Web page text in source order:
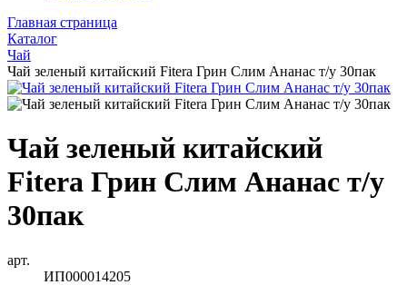
Главная страница
Каталог
Чай
Чай зеленый китайский Fitera Грин Слим Ананас т/у 30пак
Чай зеленый китайский
Fitera Грин Слим Ананас т/у
30пак
арт.
ИП000014205